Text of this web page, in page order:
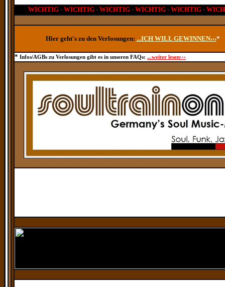
WICHTIG - WICHTIG - WICHTIG - WICHTIG - WICHTIG -
Hier geht's zu den Verlosungen: ...ICH WILL GEWINNEN›››*
* Infos/AGBs zu Verlosungen gibt es in unseren FAQs: ...weiter lesen›››